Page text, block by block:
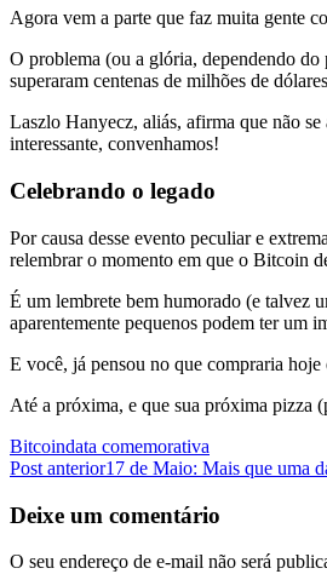
Agora vem a parte que faz muita gente
O problema (ou a glória, dependendo
superaram centenas de milhões de
Laszlo Hanyecz, aliás, afirma que não
interessante, convenhamos!
Celebrando o legado
Por causa desse evento peculiar e
relembrar o momento em que o Bitcoin
É um lembrete bem humorado (e talvez
aparentemente pequenos podem ter um
E você, já pensou no que compraria
Até a próxima, e que sua próxima pizza
Bitcoindata comemorativa
Navegação
de
Post anterior17 de Maio: Mais que uma
Deixe um comentário
O seu endereço de e-mail não será